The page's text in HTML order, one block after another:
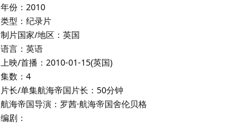
年份：2010
类型：纪录片
制片国家/地区：英国
语言：英语
上映/首播：2010-01-15(英国)
集数：4
片长/单集航海帝国片长：50分钟
航海帝国导演：罗茜·航海帝国舍伦贝格
编剧：